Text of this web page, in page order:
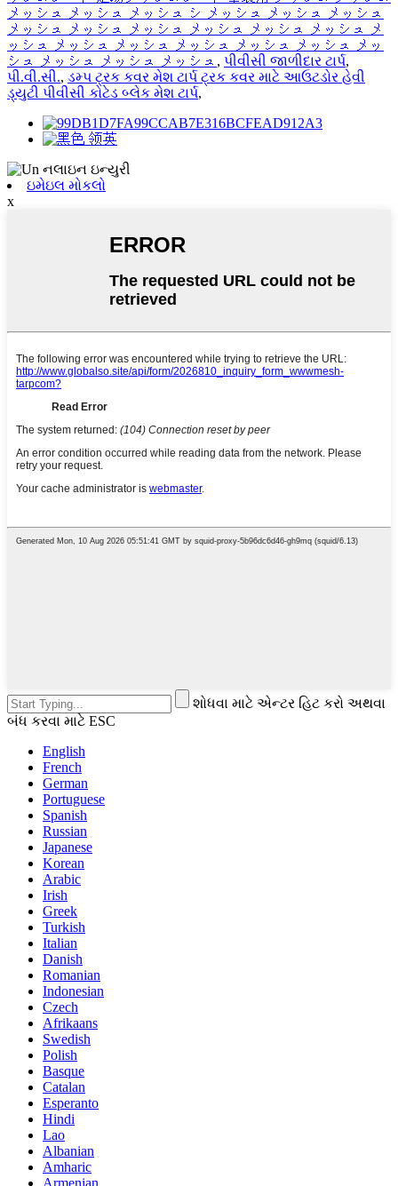
メッシュ メッシュ メッシュ シ メッシュ メッシュ メッシュ
メッシュ メッシュ メッシュ メッシュ メッシュ メッシュ メ
ッシュ メッシュ メッシュ メッシュ メッシュ メッシュ メッ
シュ メッシュ メッシュ メッシュ , પીવીસી જાળીદાર ટાર્પ,
પી.વી.સી., ડમ્પ ટ્રક કવર મેશ ટાર્પ ટ્રક કવર માટે આઉટડોર હેવી
ડ્યુટી પીવીસી કોટેડ બ્લેક મેશ ટાર્પ,
ઇમેઇલ મોકલો
x
શોધવા માટે એન્ટર હિટ કરો અથવા
બંધ કરવા માટે ESC
English
French
German
Portuguese
Spanish
Russian
Japanese
Korean
Arabic
Irish
Greek
Turkish
Italian
Danish
Romanian
Indonesian
Czech
Afrikaans
Swedish
Polish
Basque
Catalan
Esperanto
Hindi
Lao
Albanian
Amharic